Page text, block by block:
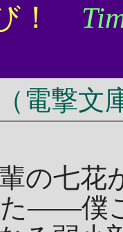
！
（電撃
の七花
――僕